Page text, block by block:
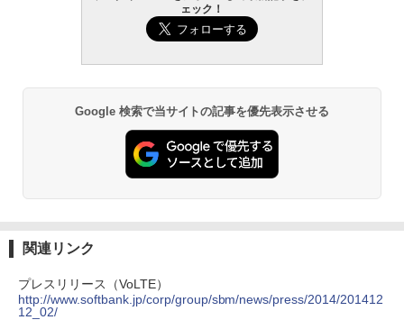
ェック！
Google 検索で当サイトの記事を優先表示させる
関連リンク
プレスリリース（VoLTE）
http://www.softbank.jp/corp/group/sbm/news/press/2014/201412
12_02/